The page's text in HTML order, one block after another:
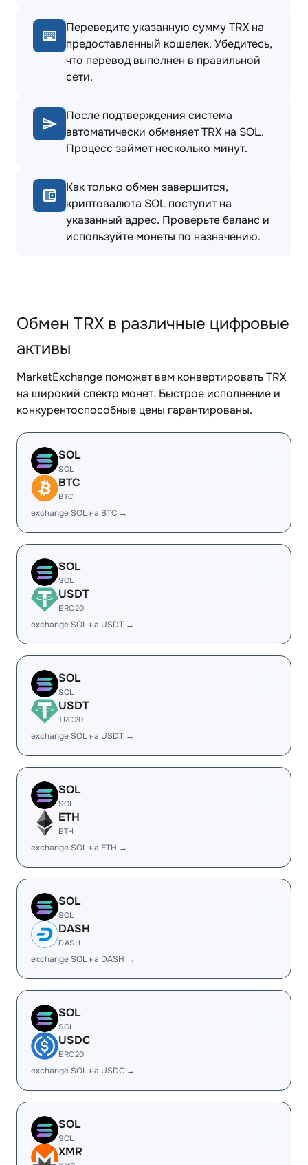
Переведите указанную сумму TRX на
предоставленный кошелек. Убедитесь,
что перевод выполнен в правильной
сети.
После подтверждения система
автоматически обменяет TRX на SOL.
Процесс займет несколько минут.
Как только обмен завершится,
криптовалюта SOL поступит на
указанный адрес. Проверьте баланс и
используйте монеты по назначению.
Обмен TRX в различные цифровые
активы
MarketExchange поможет вам конвертировать TRX
на широкий спектр монет. Быстрое исполнение и
конкурентоспособные цены гарантированы.
SOL
SOL
BTC
BTC
exchange SOL на BTC →
SOL
SOL
USDT
ERC20
exchange SOL на USDT →
SOL
SOL
USDT
TRC20
exchange SOL на USDT →
SOL
SOL
ETH
ETH
exchange SOL на ETH →
SOL
SOL
DASH
DASH
exchange SOL на DASH →
SOL
SOL
USDC
ERC20
exchange SOL на USDC →
SOL
SOL
XMR